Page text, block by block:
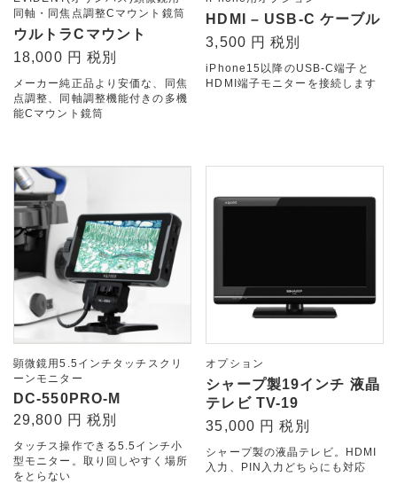
同軸・同焦点調整Cマウント鏡筒
ウルトラCマウント
18,000 円 税別
メーカー純正品より安価な、同焦
点調整、同軸調整機能付きの多機
能Cマウント鏡筒
HDMI – USB-C ケーブル
3,500 円 税別
iPhone15以降のUSB-C端子と
HDMI端子モニターを接続します
顕微鏡用5.5インチタッチスクリ
ーンモニター
DC-550PRO-M
29,800 円 税別
タッチス操作できる5.5インチ小
型モニター。取り回しやすく場所
をとらない
オプション
シャープ製19インチ 液晶
テレビ TV-19
35,000 円 税別
シャープ製の液晶テレビ。HDMI
入力、PIN入力どちらにも対応